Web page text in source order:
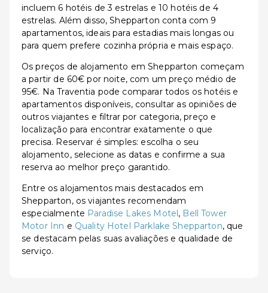
incluem 6 hotéis de 3 estrelas e 10 hotéis de 4
estrelas. Além disso, Shepparton conta com 9
apartamentos, ideais para estadias mais longas ou
para quem prefere cozinha própria e mais espaço.
Os preços de alojamento em Shepparton começam
a partir de 60€ por noite, com um preço médio de
95€. Na Traventia pode comparar todos os hotéis e
apartamentos disponíveis, consultar as opiniões de
outros viajantes e filtrar por categoria, preço e
localização para encontrar exatamente o que
precisa. Reservar é simples: escolha o seu
alojamento, selecione as datas e confirme a sua
reserva ao melhor preço garantido.
Entre os alojamentos mais destacados em
Shepparton, os viajantes recomendam
especialmente Paradise Lakes Motel, Bell Tower
Motor Inn e Quality Hotel Parklake Shepparton, que
se destacam pelas suas avaliações e qualidade de
serviço.